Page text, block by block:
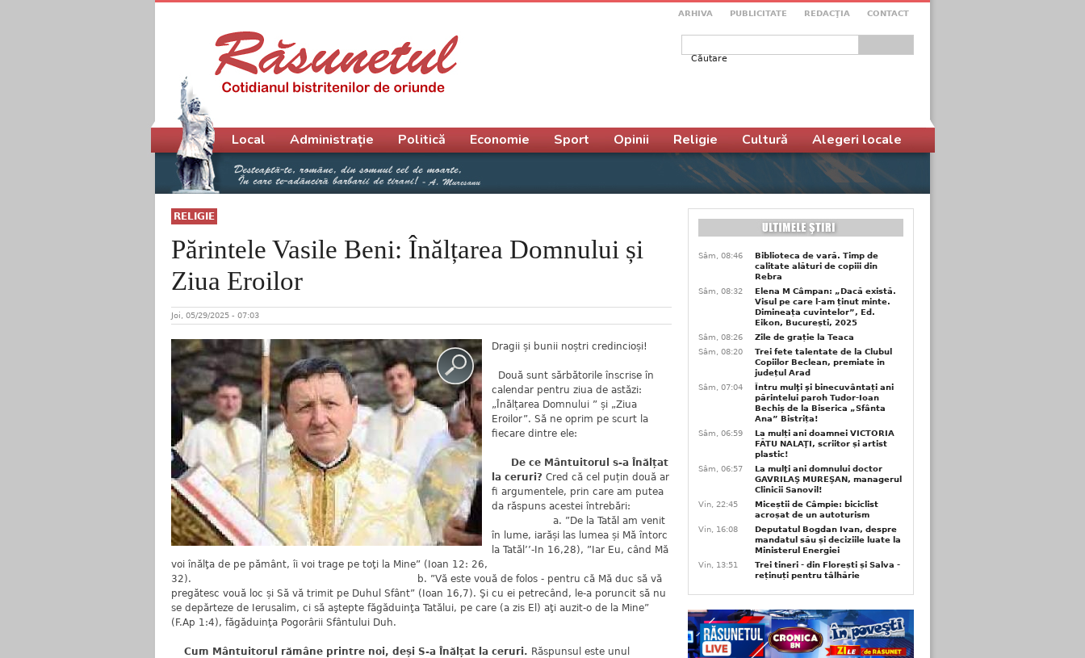
ARHIVA PUBLICITATE REDACŢIA CONTACT
Formular de căutare
RELIGIE
Părintele Vasile Beni: Înălțarea Domnului și
Ziua Eroilor
Joi, 05/29/2025 - 07:03
Dragii și bunii noștri credincioși!
Două sunt sărbătorile înscrise în
calendar pentru ziua de astăzi:
„Înălțarea Domnului ” și „Ziua
Eroilor”. Să ne oprim pe scurt la
fiecare dintre ele:
De ce Mântuitorul s-a Înălțat
la ceruri? Cred că cel puțin două ar
fi argumentele, prin care am putea
da răspuns acestei întrebări:
a. ”De la Tatăl am venit
în lume, iarăși las lumea și Mă întorc
la Tatăl’’-In 16,28), ”Iar Eu, când Mă
voi înălţa de pe pământ, îi voi trage pe toţi la Mine” (Ioan 12: 26,
32). b. ”Vă este vouă de folos - pentru că Mă duc să vă
pregătesc vouă loc și Să vă trimit pe Duhul Sfânt” (Ioan 16,7). Şi cu ei petrecând, le-a poruncit să nu
se depărteze de Ierusalim, ci să aştepte făgăduinţa Tatălui, pe care (a zis El) aţi auzit-o de la Mine”
(F.Ap 1:4), făgăduinţa Pogorârii Sfântului Duh.
Cum Mântuitorul rămâne printre noi, deși S-a Înălțat la ceruri. Răspunsul este unul
Meniu principal
Local Administrație Politică Economie Sport Opinii Religie Cultură Alegeri locale
Sâm, 08:46
Biblioteca de vară. Timp de
calitate alături de copiii din
Rebra
Sâm, 08:32
Elena M Câmpan: „Dacă există.
Visul pe care l-am ținut minte.
Dimineața cuvintelor”, Ed.
Eikon, București, 2025
Sâm, 08:26
Zile de grație la Teaca
Sâm, 08:20
Trei fete talentate de la Clubul
Copiilor Beclean, premiate in
județul Arad
Sâm, 07:04
Întru mulţi şi binecuvântați ani
părintelui paroh Tudor-Ioan
Bechiș de la Biserica „Sfânta
Ana” Bistrița!
Sâm, 06:59
La mulți ani doamnei VICTORIA
FĂTU NALAŢI, scriitor și artist
plastic!
Sâm, 06:57
La mulţi ani domnului doctor
GAVRILAŞ MUREŞAN, managerul
Clinicii Sanovil!
Vin, 22:45
Miceștii de Câmpie: biciclist
acroșat de un autoturism
Vin, 16:08
Deputatul Bogdan Ivan, despre
mandatul său și deciziile luate la
Ministerul Energiei
Vin, 13:51
Trei tineri - din Florești și Salva -
reținuți pentru tâlhărie